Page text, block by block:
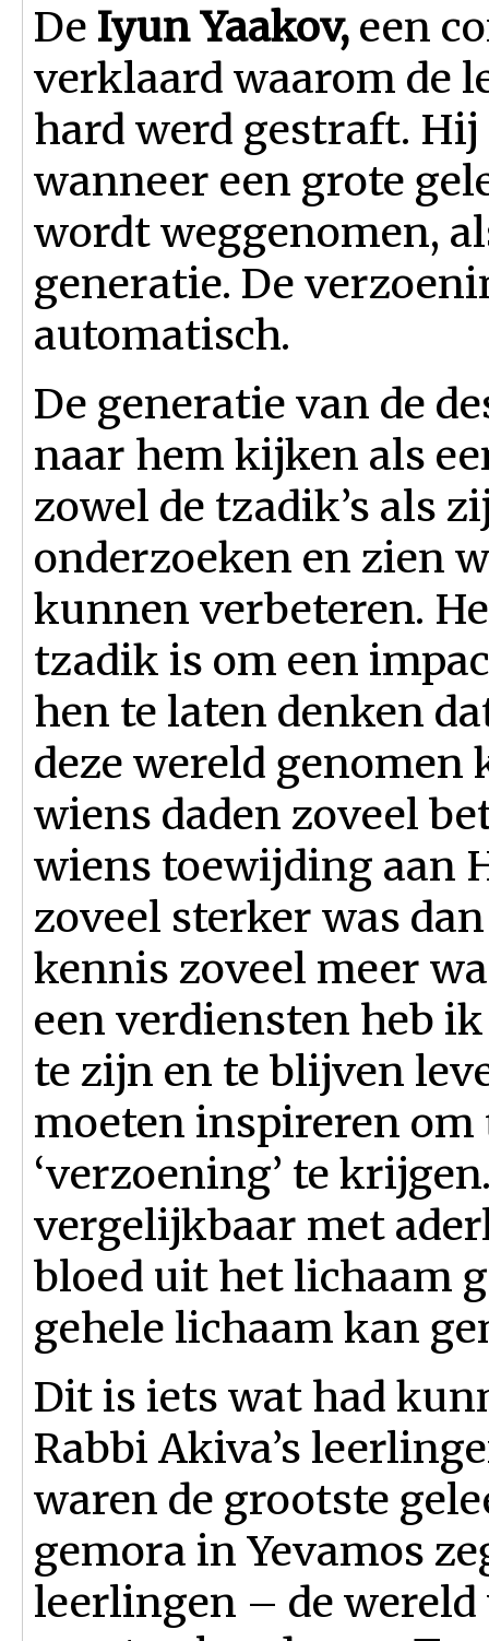
De Iyun Yaakov, een
verklaard waarom de
hard werd gestraft.
wanneer een grote
wordt weggenomen,
generatie. De
automatisch.
De generatie van de
naar hem kijken als
zowel de tzadik’s als
onderzoeken en zien
kunnen verbeteren.
tzadik is om een
hen te laten denken
deze wereld genomen
wiens daden zoveel
wiens toewijding aan
zoveel sterker was
kennis zoveel meer
een verdiensten heb
te zijn en te blijven
moeten inspireren om
‘verzoening’ te
vergelijkbaar met
bloed uit het lichaam
gehele lichaam kan
Dit is iets wat had
Rabbi Akiva’s
waren de grootste
gemora in Yevamos
leerlingen – de